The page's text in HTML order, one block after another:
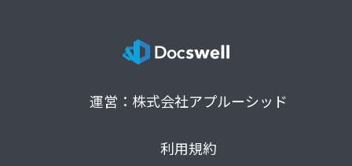
運営：株式会社アプルーシッド
利用規約